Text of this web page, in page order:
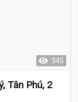
345
Tân Phú, 2